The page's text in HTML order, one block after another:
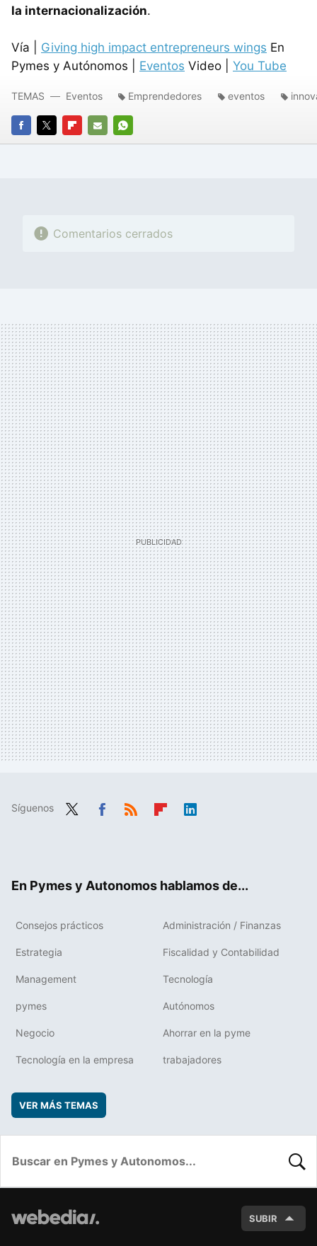
la internacionalización.
Vía | Giving high impact entrepreneurs wings En
Pymes y Autónomos | Eventos Video | You Tube
FACEBOOK
TWITTERFLIPBOARD
E-
WHATSAPP
TEMAS Eventos Emprendedores eventos
Comentarios cerrados
Síguenos
En Pymes y Autonomos hablamos de...
Consejos prácticos Administración / Finanzas
Estrategia Fiscalidad y Contabilidad
Management Tecnología
pymes Autónomos
Negocio Ahorrar en la pyme
Tecnología en la empresa trabajadores
VER MÁS TEMAS
SUBIR